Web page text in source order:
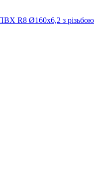
R8 Ø160x6,2 з різьбою